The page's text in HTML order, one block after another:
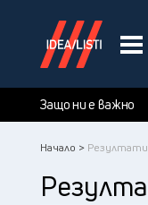
Защо ни е важно
Начало > Резултати